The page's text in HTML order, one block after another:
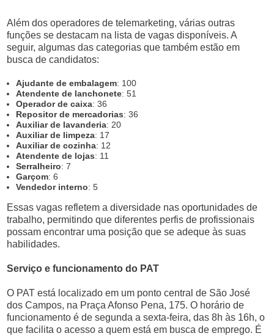
Além dos operadores de telemarketing, várias outras
funções se destacam na lista de vagas disponíveis. A
seguir, algumas das categorias que também estão em
busca de candidatos:
Ajudante de embalagem: 100
Atendente de lanchonete: 51
Operador de caixa: 36
Repositor de mercadorias: 36
Auxiliar de lavanderia: 20
Auxiliar de limpeza: 17
Auxiliar de cozinha: 12
Atendente de lojas: 11
Serralheiro: 7
Garçom: 6
Vendedor interno: 5
Essas vagas refletem a diversidade nas oportunidades de
trabalho, permitindo que diferentes perfis de profissionais
possam encontrar uma posição que se adeque às suas
habilidades.
Serviço e funcionamento do PAT
O PAT está localizado em um ponto central de São José
dos Campos, na Praça Afonso Pena, 175. O horário de
funcionamento é de segunda a sexta-feira, das 8h às 16h, o
que facilita o acesso a quem está em busca de emprego. É